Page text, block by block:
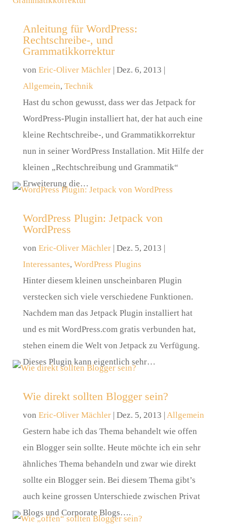
Anleitung für WordPress:
Rechtschreibe-, und
Grammatikkorrektur
von Eric-Oliver Mächler| Dez. 6, 2013 |
Allgemein, Technik
Hast du schon gewusst, dass wer das Jetpack for
WordPress-Plugin installiert hat, der hat auch eine
kleine Rechtschreibe-, und Grammatikkorrektur
nun in seiner WordPress Installation. Mit Hilfe der
kleinen „Rechtschreibung und Grammatik“
Erweiterung die…
WordPress Plugin: Jetpack von
WordPress
von Eric-Oliver Mächler| Dez. 5, 2013 |
Interessantes, WordPress Plugins
Hinter diesem kleinen unscheinbaren Plugin
verstecken sich viele verschiedene Funktionen.
Nachdem man das Jetpack Plugin installiert hat
und es mit WordPress.com gratis verbunden hat,
stehen einem die Welt von Jetpack zu Verfügung.
Dieses Plugin kann eigentlich sehr…
Wie direkt sollten Blogger sein?
von Eric-Oliver Mächler| Dez. 5, 2013 | Allgemein
Gestern habe ich das Thema behandelt wie offen
ein Blogger sein sollte. Heute möchte ich ein sehr
ähnliches Thema behandeln und zwar wie direkt
sollte ein Blogger sein. Bei diesem Thema gibt’s
auch keine grossen Unterschiede zwischen Privat
Blogs und Corporate Blogs….